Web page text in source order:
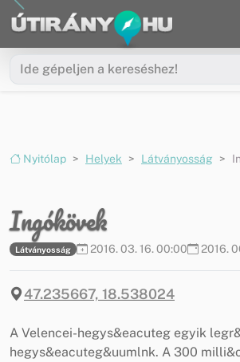
Ugrás a menüre
Ugrás a tartalomra
Nyitólap Helyek Látványosság
Ingókövek
Látványosság 2016. 03. 16. 00:00 2016.
47.235667, 18.538024
A Velencei-hegys&eacuteg egyik
hegys&eacuteg&uumlnk. A 300